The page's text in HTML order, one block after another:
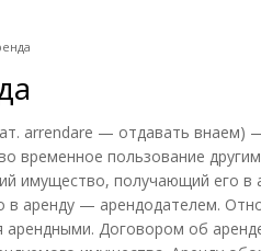
arrendare — отдавать внаем)
временное пользование
имущество, получающий его в
в аренду — арендодателем.
арендными. Договором об